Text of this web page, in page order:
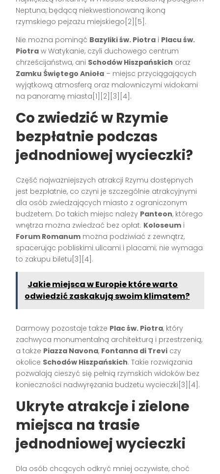
Neptuna, będącą niekwestionowaną ikoną
rzymskiego pejzażu miejskiego[2][5].
Nie można pominąć Bazyliki św. Piotra i Placu św.
Piotra w Watykanie, czyli duchowego centrum
chrześcijaństwa, ani Schodów Hiszpańskich oraz
Zamku Świętego Anioła – miejsc przyciągających
wyjątkową atmosferą oraz malowniczymi widokami
na panoramę miasta[1][2][3][4].
Co zwiedzić w Rzymie
bezpłatnie podczas
jednodniowej wycieczki?
Część najważniejszych atrakcji Rzymu dostępnych
jest bezpłatnie, co czyni je szczególnie atrakcyjnymi
dla osób zwiedzających miasto z ograniczonym
budżetem. Do takich miejsc należy Panteon, którego
wnętrza można zwiedzać bez opłat. Koloseum i
Forum Romanum można podziwiać z zewnątrz,
spacerując pobliskimi ulicami i placami; nie wymaga
to zakupu biletu[3][4].
Jakie miejsca w Europie które warto
odwiedzić zaskakują swoim klimatem?
Darmowy pozostaje także Plac św. Piotra, który
zachwyca monumentalną architekturą i przestrzenią,
a także Piazza Navona, Fontanna di Trevi czy
okolice Schodów Hiszpańskich. Takie rozwiązania
pozwalają cieszyć się pełnią rzymskich widoków bez
konieczności nadwyrężania budżetu wycieczki[3][4].
Ukryte atrakcje i zielone
miejsca na trasie
jednodniowej wycieczki
Dla osób chcących odkryć mniej oczywiste, choć